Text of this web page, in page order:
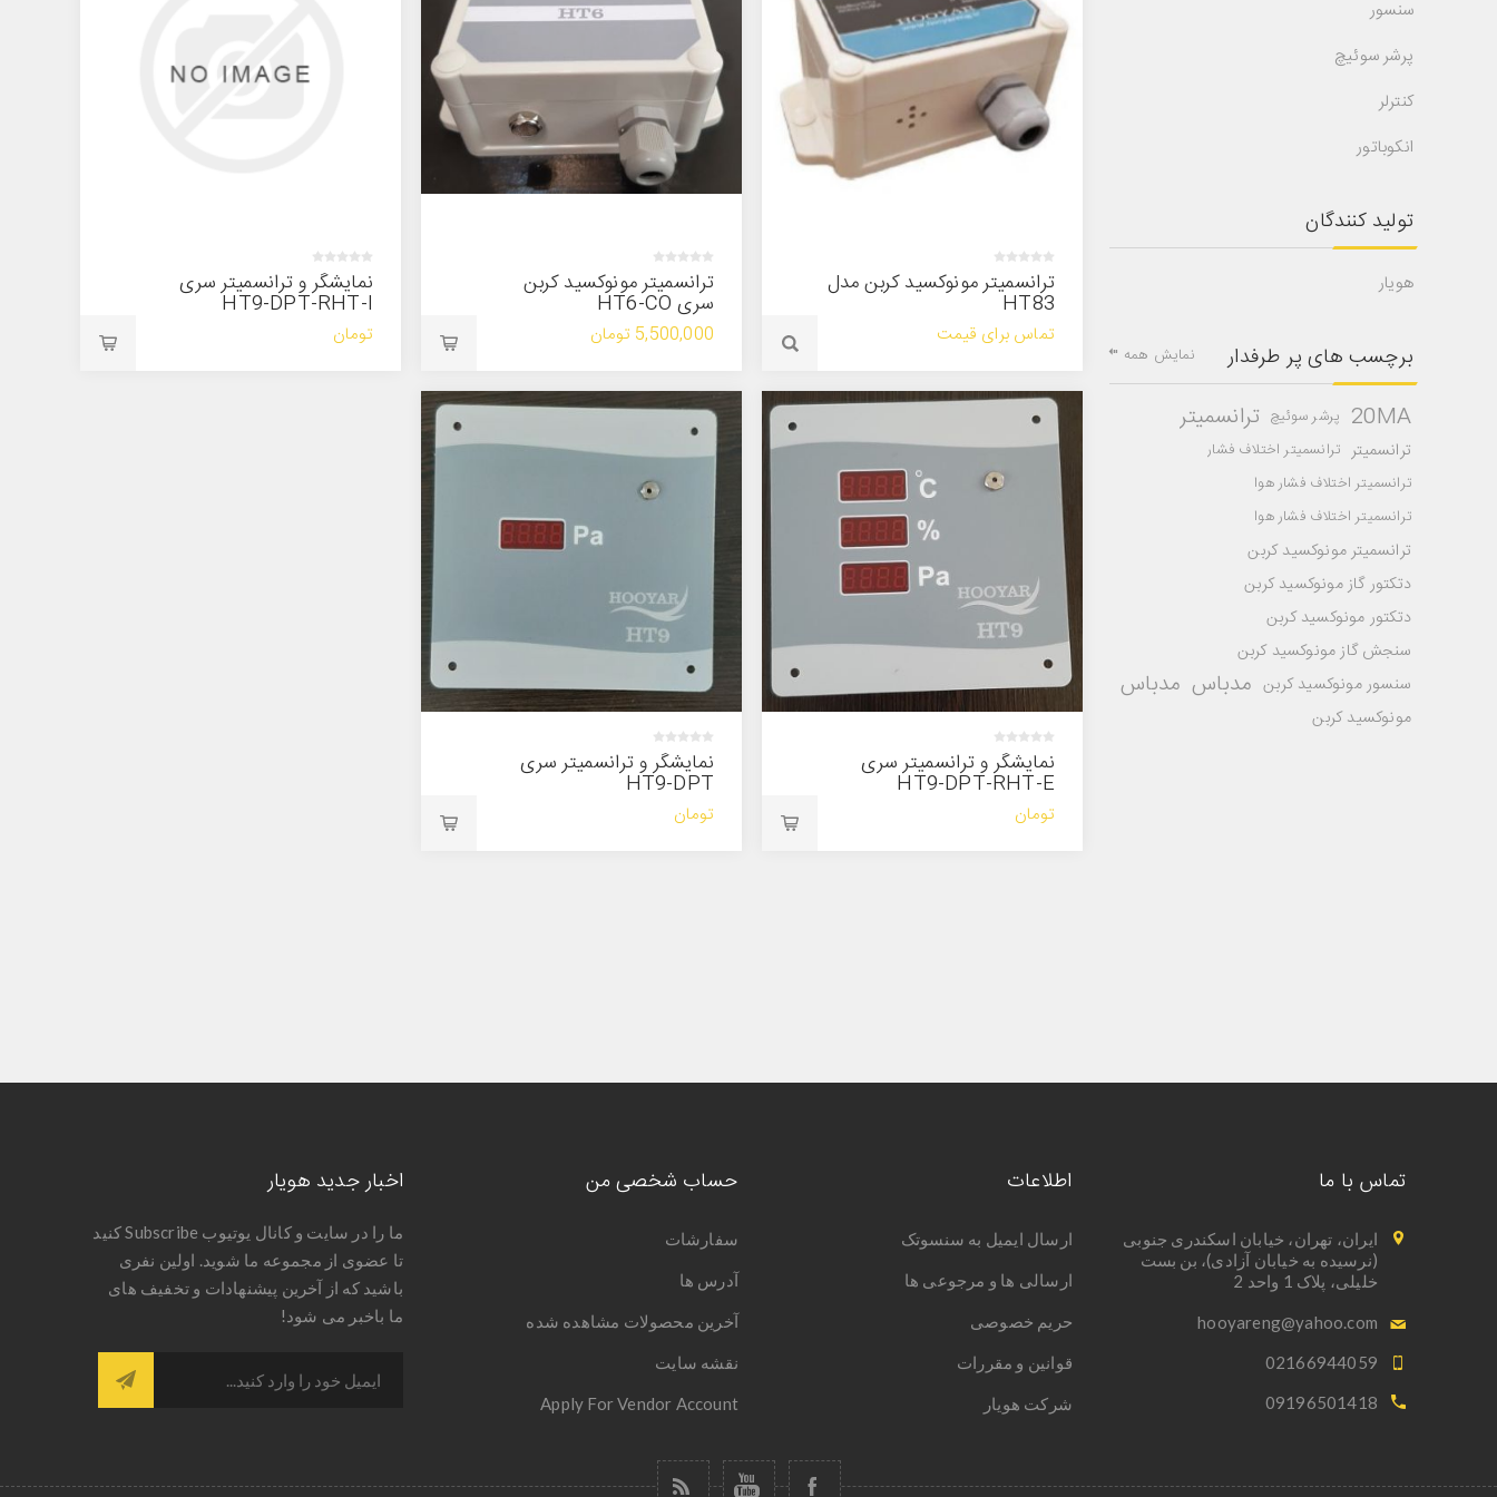
ترانسمیتر مونوکسید کربن مدل
HT83
تماس برای قیمت
ترانسمیتر مونوکسید کربن
سری HT6-CO
5,500,000 تومان
نمایشگر و ترانسمیتر سری
HT9-DPT-RHT-I
تومان
نمایشگر و ترانسمیتر سری
HT9-DPT-RHT-E
تومان
نمایشگر و ترانسمیتر سری
HT9-DPT
تومان
سنسور
پرشر سوئیچ
کنترلر
انکوباتور
تولید کنندگان
هویار
برچسب های پر طرفدار
20MA پرشر سوئیچ ترانسمیتر
ترانسمیتر ترانسمیتر اختلاف فشار
ترانسمیتر اختلاف فشار هوا
ترانسمیتر اختلاف فشار هوا
ترانسمیتر مونوکسید کربن
دتکتور گاز مونوکسید کربن
دتکتور مونوکسید کربن
سنجش گاز مونوکسید کربن
سنسور مونوکسید کربن مدباس مدباس
مونوکسید کربن
نمایش همه
تماس با ما
ایران، تهران، خیابان اسکندری جنوبی
(نرسیده به خیابان آزادی)، بن بست
خلیلی، پلاک 1 واحد 2
hooyareng@yahoo.com
02166944059
09196501418
اطلاعات
ارسال ایمیل به سنسوتک
ارسالی ها و مرجوعی ها
حریم خصوصی
قوانین و مقررات
شرکت هویار
حساب شخصی من
سفارشات
آدرس ها
آخرین محصولات مشاهده شده
نقشه سایت
Apply For Vendor Account
اخبار جدید هویار
ما را در سایت و کانال یوتیوب Subscribe کنید
تا عضوی از مجموعه ما شوید. اولین نفری
باشید که از آخرین پیشنهادات و تخفیف های
ما باخبر می شود!